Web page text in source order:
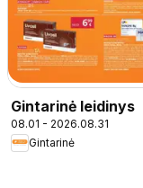
Gintarinė leidinys
08.01 - 2026.08.31
Gintarinė